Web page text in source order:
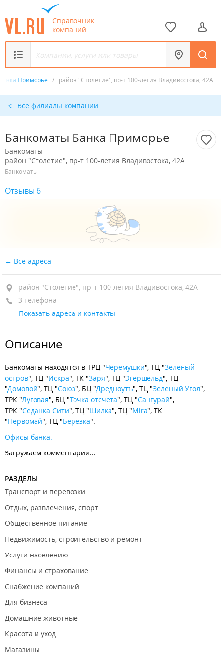
Справочник
компаний
Приморье / район "Столетие", пр-т 100-летия Владивостока, 42А
Все филиалы компании
Банкоматы Банка Приморье
Банкоматы
район "Столетие", пр-т 100-летия Владивостока, 42А
Банкоматы
Отзывы 6
Все адреса
район "Столетие", пр-т 100-летия Владивостока, 42А
3 телефона
Показать адреса и контакты
Описание
Банкоматы находятся в ТРЦ "Черёмушки", ТЦ "Зелёный
остров", ТЦ "Искра", ТК "Заря", ТЦ "Эгершельд", ТЦ
"Домовой", ТЦ "Союз", БЦ "Дредноутъ", ТЦ "Зеленый Угол",
ТРК "Луговая", БЦ "Точка отсчета", ТЦ "Сангурай",
ТРК "Седанка Сити", ТЦ "Шилка", ТЦ "Mira", ТК
"Первомай", ТЦ "Берёзка".
Офисы банка.
Загружаем комментарии...
РАЗДЕЛЫ
Транспорт и перевозки
Отдых, развлечения, спорт
Общественное питание
Недвижимость, строительство и ремонт
Услуги населению
Финансы и страхование
Снабжение компаний
Для бизнеса
Домашние животные
Красота и уход
Магазины